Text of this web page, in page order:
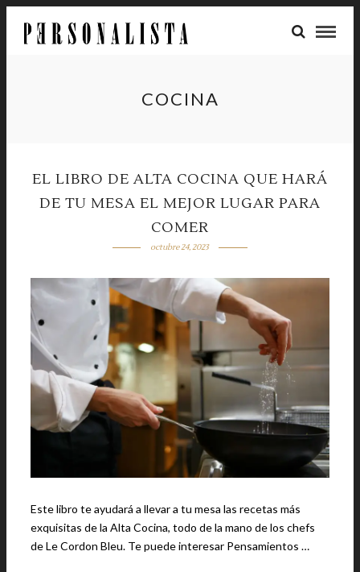
COCINA
EL LIBRO DE ALTA COCINA QUE HARÁ
DE TU MESA EL MEJOR LUGAR PARA
COMER
octubre 24, 2023
Este libro te ayudará a llevar a tu mesa las recetas más
exquisitas de la Alta Cocina, todo de la mano de los chefs
de Le Cordon Bleu. Te puede interesar Pensamientos …